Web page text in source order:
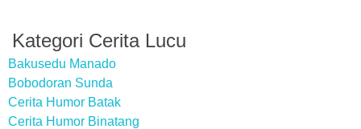
Kategori Cerita Lucu
Bakusedu Manado
Bobodoran Sunda
Cerita Humor Batak
Cerita Humor Binatang